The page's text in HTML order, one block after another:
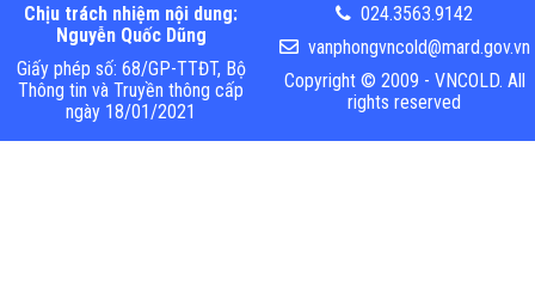
Chịu trách nhiệm nội dung:
Nguyễn Quốc Dũng
Giấy phép số: 68/GP-TTĐT, Bộ
Thông tin và Truyền thông cấp
ngày 18/01/2021
024.3563.9142
vanphongvncold@mard.gov.vn
Copyright © 2009 - VNCOLD. All
rights reserved